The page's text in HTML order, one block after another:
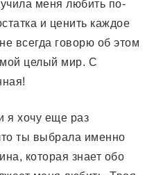
меня любить по-
и ценить каждое
всегда говорю об этом
целый мир. С
я хочу еще раз
ты выбрала именно
которая знает обо